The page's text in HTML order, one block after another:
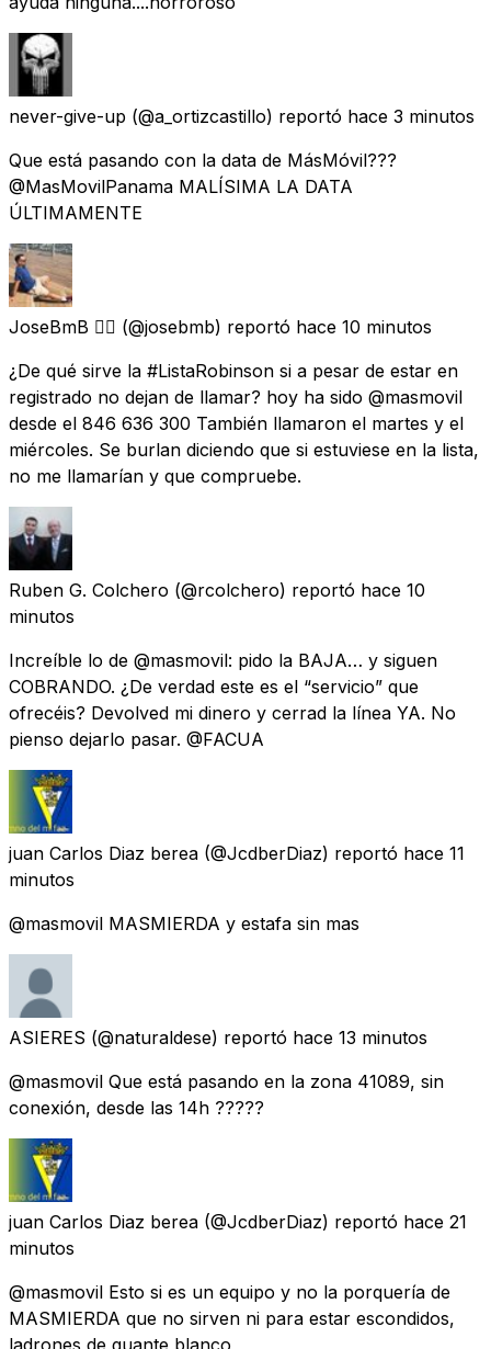
never-give-up (@a_ortizcastillo) reportó hace 3 minutos
Que está pasando con la data de MásMóvil???
@MasMovilPanama MALÍSIMA LA DATA
ÚLTIMAMENTE
JoseBmB 🏳️‍🌈 (@josebmb) reportó hace 10 minutos
¿De qué sirve la #ListaRobinson si a pesar de estar en
registrado no dejan de llamar? hoy ha sido @masmovil
desde el 846 636 300 También llamaron el martes y el
miércoles. Se burlan diciendo que si estuviese en la lista,
no me llamarían y que compruebe.
Ruben G. Colchero (@rcolchero) reportó hace 10
minutos
Increíble lo de @masmovil: pido la BAJA… y siguen
COBRANDO. ¿De verdad este es el “servicio” que
ofrecéis? Devolved mi dinero y cerrad la línea YA. No
pienso dejarlo pasar. @FACUA
juan Carlos Diaz berea (@JcdberDiaz) reportó hace 11
minutos
@masmovil MASMIERDA y estafa sin mas
ASIERES (@naturaldese) reportó hace 13 minutos
@masmovil Que está pasando en la zona 41089, sin
conexión, desde las 14h ?????
juan Carlos Diaz berea (@JcdberDiaz) reportó hace 21
minutos
@masmovil Esto si es un equipo y no la porquería de
MASMIERDA que no sirven ni para estar escondidos,
ladrones de guante blanco